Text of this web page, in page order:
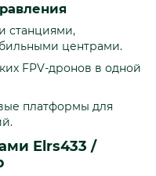
станциями,
центрами.
FPV-дронов в одной
платформы для
Elrs433 /